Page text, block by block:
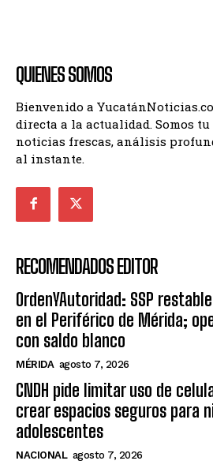
QUIENES SOMOS
Bienvenido a
directa a la actualidad. Somos
noticias frescas, análisis
al instante.
RECOMENDADOS EDITOR
OrdenYAutoridad: SSP
en el Periférico de Mérida;
con saldo blanco
MÉRIDA agosto 7, 2026
CNDH pide limitar uso de
crear espacios seguros para
adolescentes
NACIONAL agosto 7, 2026